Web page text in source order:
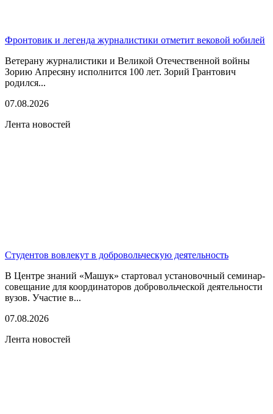
Фронтовик и легенда журналистики отметит вековой юбилей
Ветерану журналистики и Великой Отечественной войны
Зорию Апресяну исполнится 100 лет. Зорий Грантович
родился...
07.08.2026
Лента новостей
Студентов вовлекут в добровольческую деятельность
В Центре знаний «Машук» стартовал установочный семинар-
совещание для координаторов добровольческой деятельности
вузов. Участие в...
07.08.2026
Лента новостей